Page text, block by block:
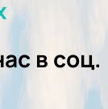
в соц.